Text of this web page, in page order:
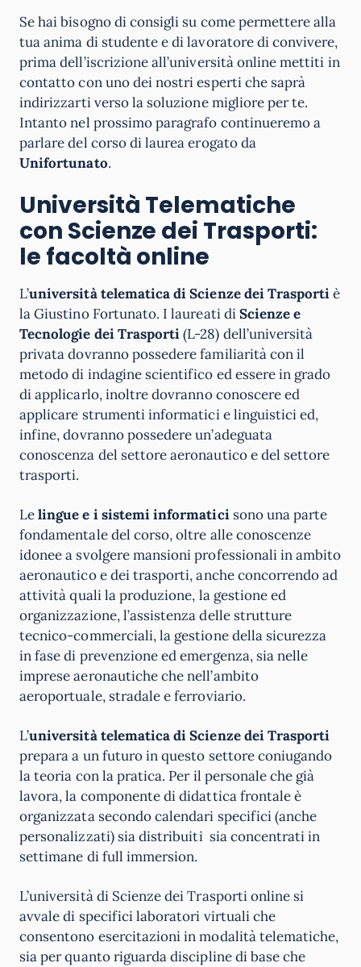
Se hai bisogno di consigli su come permettere alla
tua anima di studente e di lavoratore di convivere,
prima dell’iscrizione all’università online mettiti in
contatto con uno dei nostri esperti che saprà
indirizzarti verso la soluzione migliore per te.
Intanto nel prossimo paragrafo continueremo a
parlare del corso di laurea erogato da
Unifortunato.
Università Telematiche
con Scienze dei Trasporti:
le facoltà online
L’università telematica di Scienze dei Trasportiè
la Giustino Fortunato. I laureati diScienze e
Tecnologie dei Trasporti(L-28) dell’università
privata dovranno possedere familiarità con il
metodo di indagine scientifico ed essere in grado
di applicarlo, inoltre dovranno conoscere ed
applicare strumenti informatici e linguistici ed,
infine, dovranno possedere un’adeguata
conoscenza del settore aeronautico e del settore
trasporti.
Lelingue e i sistemi informaticisono una parte
fondamentale del corso, oltre alle conoscenze
idonee a svolgere mansioni professionali in ambito
aeronautico e dei trasporti, anche concorrendo ad
attività quali la produzione, la gestione ed
organizzazione, l’assistenza delle strutture
tecnico-commerciali, la gestione della sicurezza
in fase di prevenzione ed emergenza, sia nelle
imprese aeronautiche che nell’ambito
aeroportuale, stradale e ferroviario.
L’università telematica di Scienze dei Trasporti
prepara a un futuro in questo settore coniugando
la teoria con la pratica. Per il personale che già
lavora, la componente di didattica frontale è
organizzata secondo calendari specifici (anche
personalizzati) sia distribuiti sia concentrati in
settimane di full immersion.
L’università di Scienze dei Trasporti online si
avvale di specifici laboratori virtuali che
consentono esercitazioni in modalità telematiche,
sia per quanto riguarda discipline di base che